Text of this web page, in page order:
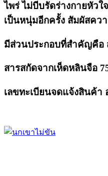
ไพร่ ไม่บีบรัดร่างกายหัว
เป็นหนุ่มอีกครั้ง สัมผัสคว
มีส่วนประกอบที่สำคัญคือ
สารสกัดจากเห็ดหลินจือ
เลขทะเบียนจดแจ้งสินค้า